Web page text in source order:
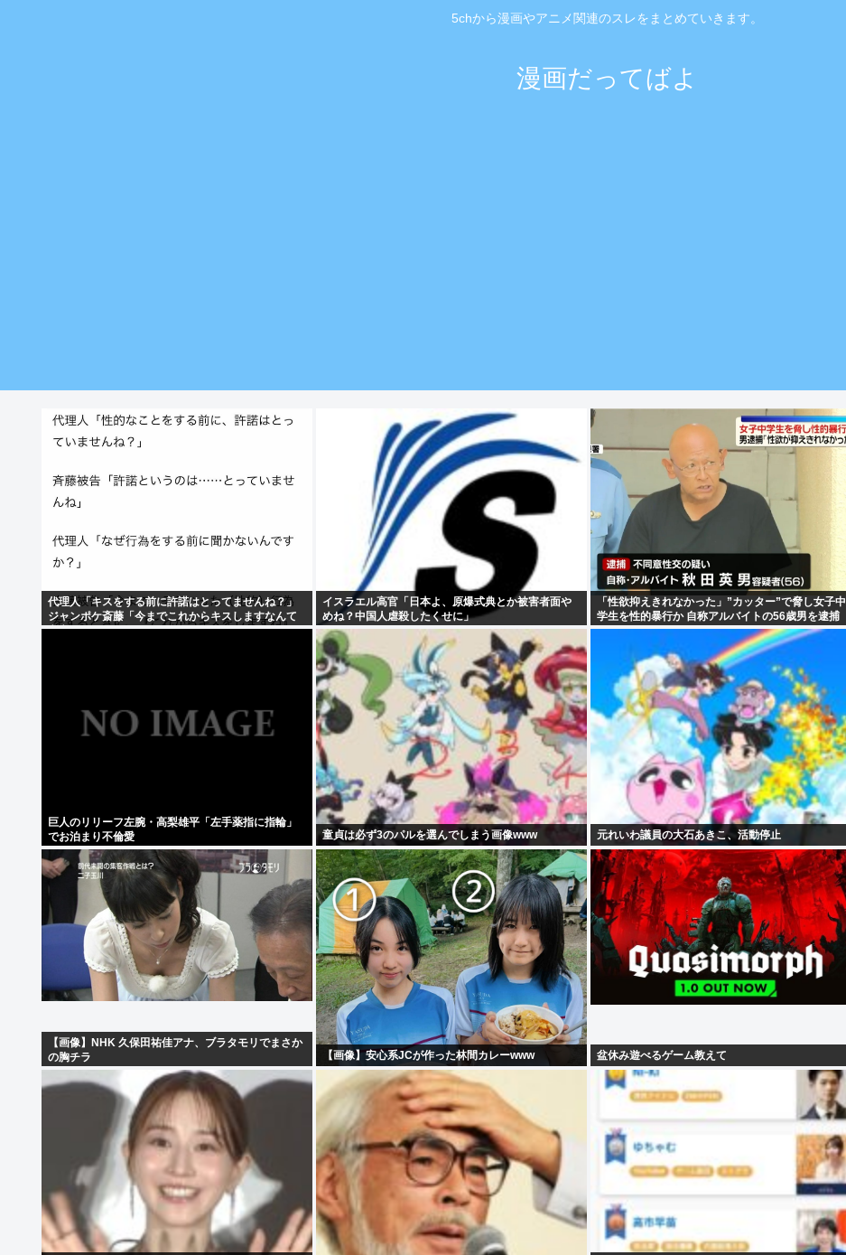
5chから漫画やアニメ関連のスレをまとめていきます。
漫画だってばよ
代理人「キスをする前に許諾はとってませんね？」
ジャンポケ斎藤「今までこれからキスしますなんて
宣言することなかったので」
イスラエル高官「日本よ、原爆式典とか被害者面や
めね？中国人虐殺したくせに」
「性欲抑えきれなかった」”カッター”で脅し女子中
学生を性的暴行か 自称アルバイトの56歳男を逮捕
巨人のリリーフ左腕・高梨雄平「左手薬指に指輪」
でお泊まり不倫愛
童貞は必ず3のパルを選んでしまう画像www 元れいわ議員の大石あきこ、活動停止
【画像】NHK 久保田祐佳アナ、ブラタモリでまさか
の胸チラ
【画像】安心系JCが作った林間カレーwww 盆休み遊べるゲーム教えて